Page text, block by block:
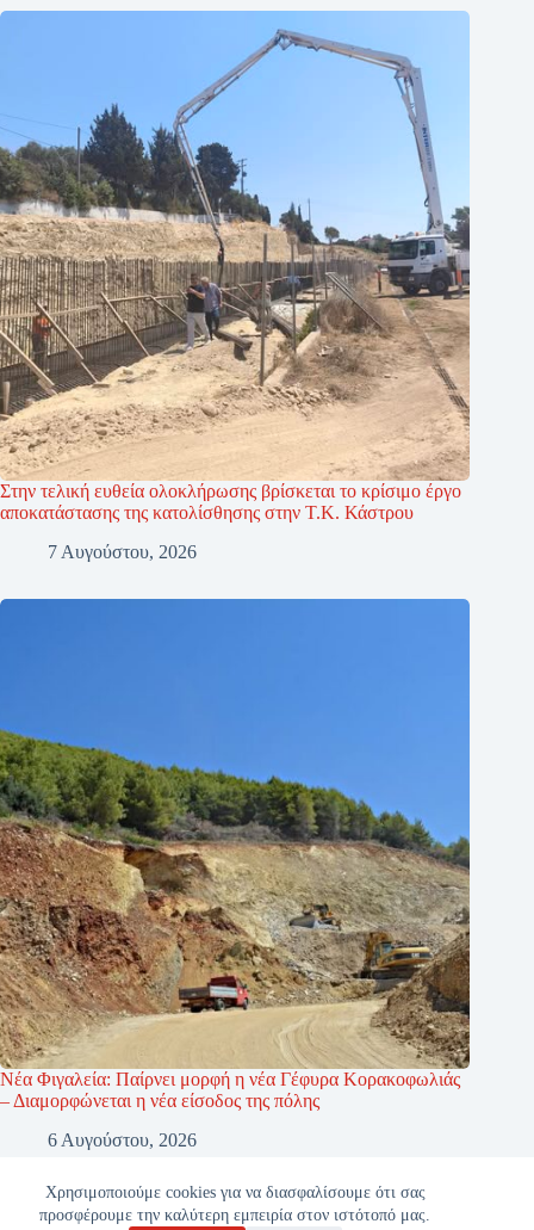
Χρησιμοποιούμε cookies για να διασφαλίσουμε ότι σας
προσφέρουμε την καλύτερη εμπειρία στον ιστότοπό μας.
Στην τελική ευθεία ολοκλήρωσης βρίσκεται το κρίσιμο έργο
αποκατάστασης της κατολίσθησης στην Τ.Κ. Κάστρου
7 Αυγούστου, 2026
Νέα Φιγαλεία: Παίρνει μορφή η νέα Γέφυρα Κορακοφωλιάς
– Διαμορφώνεται η νέα είσοδος της πόλης
6 Αυγούστου, 2026